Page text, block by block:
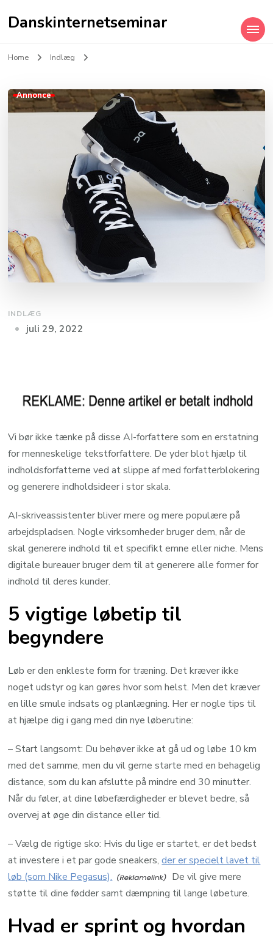
Danskinternetseminar
Home Indlæg
Annonce
INDLÆG
juli 29, 2022
Vi bør ikke tænke på disse AI-forfattere som en erstatning
for menneskelige tekstforfattere. De yder blot hjælp til
indholdsforfatterne ved at slippe af med forfatterblokering
og generere indholdsideer i stor skala.
AI-skriveassistenter bliver mere og mere populære på
arbejdspladsen. Nogle virksomheder bruger dem, når de
skal generere indhold til et specifikt emne eller niche. Mens
digitale bureauer bruger dem til at generere alle former for
indhold til deres kunder.
5 vigtige løbetip til
begyndere
Løb er den enkleste form for træning. Det kræver ikke
noget udstyr og kan gøres hvor som helst. Men det kræver
en lille smule indsats og planlægning. Her er nogle tips til
at hjælpe dig i gang med din nye løberutine:
– Start langsomt: Du behøver ikke at gå ud og løbe 10 km
med det samme, men du vil gerne starte med en behagelig
distance, som du kan afslutte på mindre end 30 minutter.
Når du føler, at dine løbefærdigheder er blevet bedre, så
overvej at øge din distance eller tid.
– Vælg de rigtige sko: Hvis du lige er startet, er det bedst
at investere i et par gode sneakers,der er specielt lavet til
løb (som Nike Pegasus).
De vil give mere
støtte til dine fødder samt dæmpning til lange løbeture.
Hvad er sprint og hvordan